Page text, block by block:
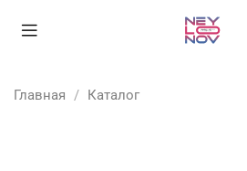
Главная Каталог